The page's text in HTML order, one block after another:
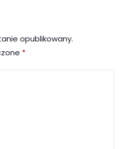
opublikowany.
*